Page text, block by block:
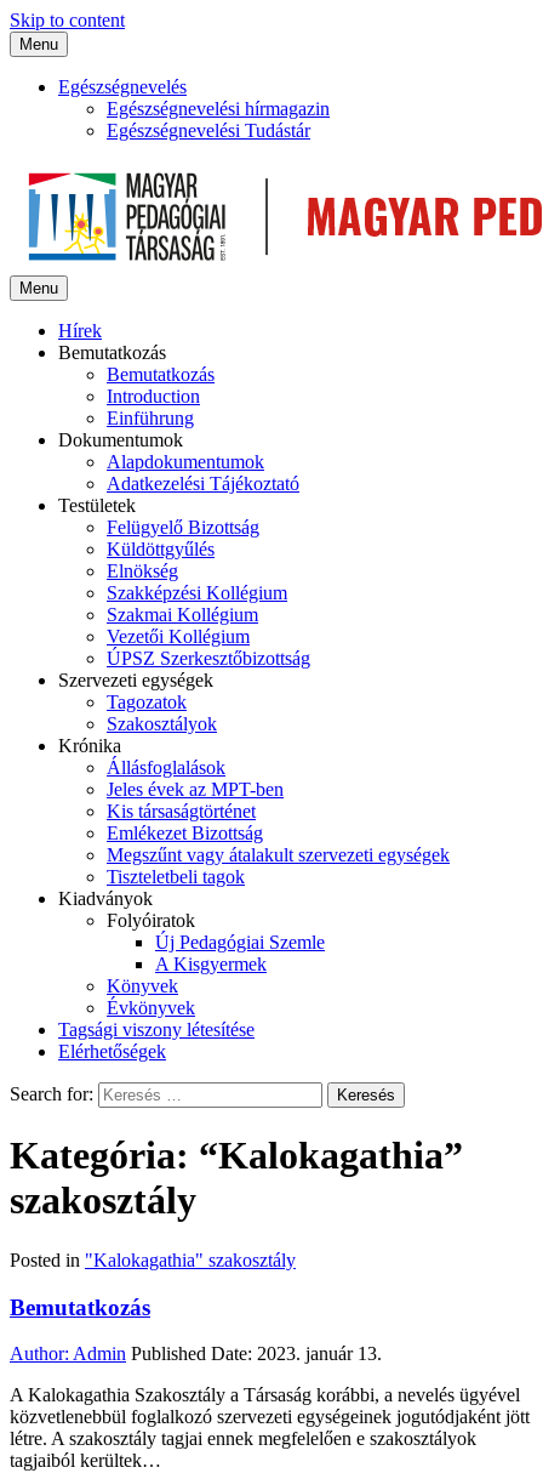
Skip to content
Menu
Egészségnevelés
Egészségnevelési hírmagazin
Egészségnevelési Tudástár
Menu
Hírek
Bemutatkozás
Bemutatkozás
Introduction
Einführung
Dokumentumok
Alapdokumentumok
Adatkezelési Tájékoztató
Testületek
Felügyelő Bizottság
Küldöttgyűlés
Elnökség
Szakképzési Kollégium
Szakmai Kollégium
Vezetői Kollégium
ÚPSZ Szerkesztőbizottság
Szervezeti egységek
Tagozatok
Szakosztályok
Krónika
Állásfoglalások
Jeles évek az MPT-ben
Kis társaságtörténet
Emlékezet Bizottság
Megszűnt vagy átalakult szervezeti egységek
Tiszteletbeli tagok
Kiadványok
Folyóiratok
Új Pedagógiai Szemle
A Kisgyermek
Könyvek
Évkönyvek
Tagsági viszony létesítése
Elérhetőségek
Search for:
Kategória: “Kalokagathia”
szakosztály
Posted in "Kalokagathia" szakosztály
Bemutatkozás
Author: Admin Published Date: 2023. január 13.
A Kalokagathia Szakosztály a Társaság korábbi, a nevelés ügyével
közvetlenebbül foglalkozó szervezeti egységeinek jogutódjaként jött
létre. A szakosztály tagjai ennek megfelelően e szakosztályok
tagjaiból kerültek…